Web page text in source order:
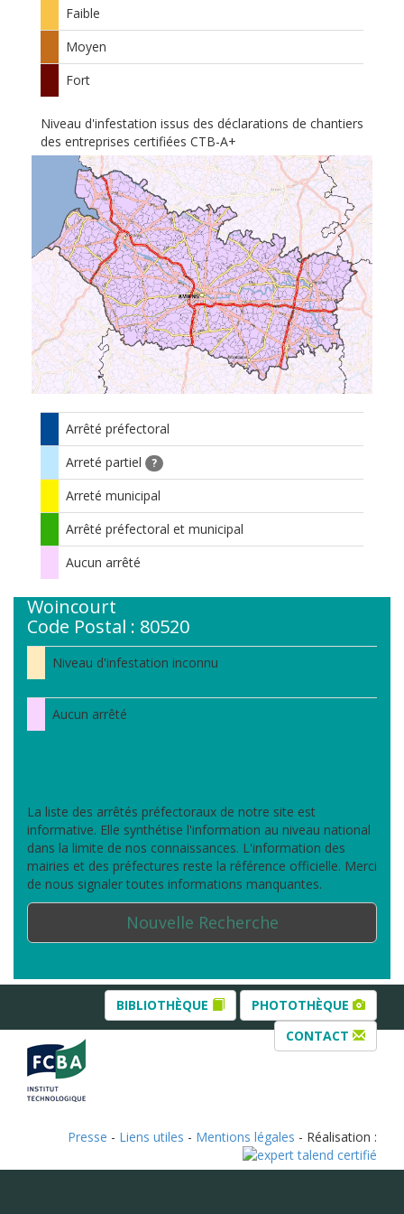
Faible
Moyen
Fort
Niveau d'infestation issus des déclarations de chantiers
des entreprises certifiées CTB-A+
Arrêté préfectoral
Arreté partiel
?
Arreté municipal
Arrêté préfectoral et municipal
Aucun arrêté
Woincourt
Code Postal : 80520
Niveau d'infestation inconnu
Aucun arrêté
La liste des arrêtés préfectoraux de notre site est
informative. Elle synthétise l'information au niveau national
dans la limite de nos connaissances. L'information des
mairies et des préfectures reste la référence officielle. Merci
de nous signaler toutes informations manquantes.
Nouvelle Recherche
BIBLIOTHÈQUE
PHOTOTHÈQUE
CONTACT
Presse - Liens utiles - Mentions légales - Réalisation :